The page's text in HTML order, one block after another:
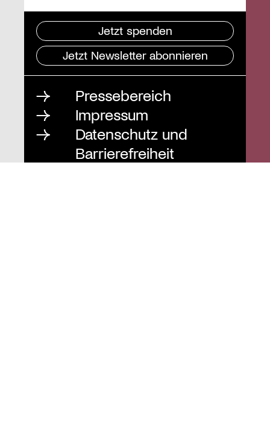
Jetzt spenden
Jetzt Newsletter abonnieren
Pressebereich
Impressum
Datenschutz und
Barrierefreiheit